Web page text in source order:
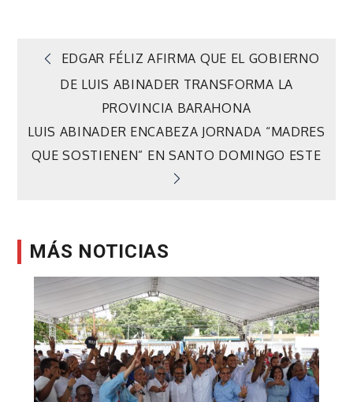
Navegación
entradas
EDGAR FÉLIZ AFIRMA QUE EL GOBIERNO
DE LUIS ABINADER TRANSFORMA LA
PROVINCIA BARAHONA
LUIS ABINADER ENCABEZA JORNADA “MADRES
QUE SOSTIENEN” EN SANTO DOMINGO ESTE
MÁS NOTICIAS